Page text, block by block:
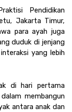
Pendidikan
Jakarta Timur,
para ayah juga
duduk di jenjang
yang lebih
di hari pertama
membangun
antara anak dan